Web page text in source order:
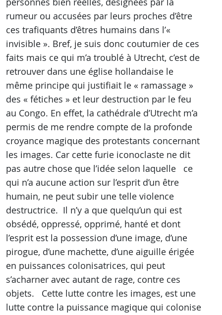
personnes bien réelles, désignées par la
rumeur ou accusées par leurs proches d’être
ces trafiquants d’êtres humains dans l’«
invisible ». Bref, je suis donc coutumier de ces
faits mais ce qui m’a troublé à Utrecht, c’est de
retrouver dans une église hollandaise le
même principe qui justifiait le « ramassage »
des « fétiches » et leur destruction par le feu
au Congo. En effet, la cathédrale d’Utrecht m’a
permis de me rendre compte de la profonde
croyance magique des protestants concernant
les images. Car cette furie iconoclaste ne dit
pas autre chose que l’idée selon laquelle ce
qui n’a aucune action sur l’esprit d’un être
humain, ne peut subir une telle violence
destructrice. Il n’y a que quelqu’un qui est
obsédé, oppressé, opprimé, hanté et dont
l’esprit est la possession d’une image, d’une
pirogue, d’une machette, d’une aiguille érigée
en puissances colonisatrices, qui peut
s’acharner avec autant de rage, contre ces
objets. Cette lutte contre les images, est une
lutte contre la puissance magique qui colonise